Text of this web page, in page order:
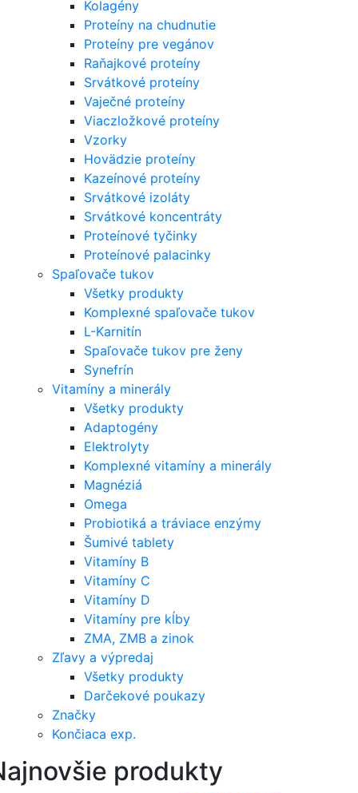
Kolagény
Proteíny na chudnutie
Proteíny pre vegánov
Raňajkové proteíny
Srvátkové proteíny
Vaječné proteíny
Viaczložkové proteíny
Vzorky
Hovädzie proteíny
Kazeínové proteíny
Srvátkové izoláty
Srvátkové koncentráty
Proteínové tyčinky
Proteínové palacinky
Spaľovače tukov
Všetky produkty
Komplexné spaľovače tukov
L-Karnitín
Spaľovače tukov pre ženy
Synefrín
Vitamíny a minerály
Všetky produkty
Adaptogény
Elektrolyty
Komplexné vitamíny a minerály
Magnéziá
Omega
Probiotiká a tráviace enzýmy
Šumivé tablety
Vitamíny B
Vitamíny C
Vitamíny D
Vitamíny pre kĺby
ZMA, ZMB a zinok
Zľavy a výpredaj
Všetky produkty
Darčekové poukazy
Značky
Končiaca exp.
produkty